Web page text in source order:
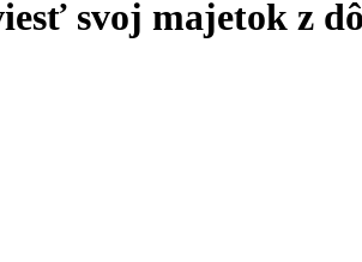
svoj majetok z